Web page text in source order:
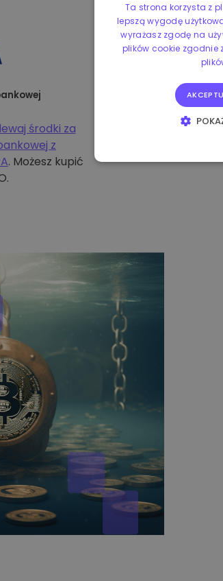
środki za
z
. Możesz kupić
Ta strona korzysta z
lepszą wygodę
wyrażasz zgodę na
plików cookie zgodnie